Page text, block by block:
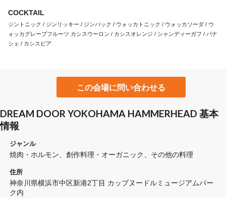
COCKTAIL
ジントニック / ジンリッキー / ジンバック / ウォッカトニック / ウォッカソーダ / ウ
ォッカグレープフルーツ カシスウーロン / カシスオレンジ / シャンディーガフ / パナ
シェ / カシスビア
この会場に問い合わせる
DREAM DOOR YOKOHAMA HAMMERHEAD 基本
情報
ジャンル
焼肉・ホルモン 創作料理・オーガニック その他の料理
住所
神奈川県横浜市中区新港2丁目 カップヌードルミュージアムパー
ク内